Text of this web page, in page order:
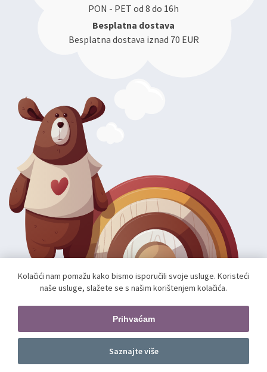
Prednarudžba
PON - PET od 8 do 16h
Besplatna dostava
Besplatna dostava iznad 70 EUR
Pratite nas
Kolačići nam pomažu kako bismo isporučili svoje usluge. Koristeći
naše usluge, slažete se s našim korištenjem kolačića.
Prihvaćam
Saznajte više